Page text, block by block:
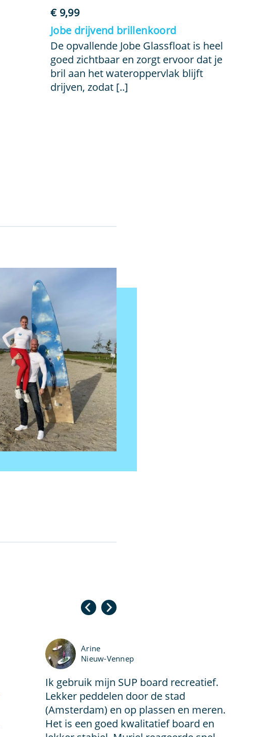
€9,99
Jobe drijvend brillenkoord
De opvallende Jobe Glassfloat is heel
goed zichtbaar en zorgt ervoor dat je
bril aan het wateroppervlak blijft
drijven, zodat [..]
Arine
Nieuw-Vennep
Ik gebruik mijn SUP board recreatief.
Lekker peddelen door de stad
(Amsterdam) en op plassen en meren.
Het is een goed kwalitatief board en